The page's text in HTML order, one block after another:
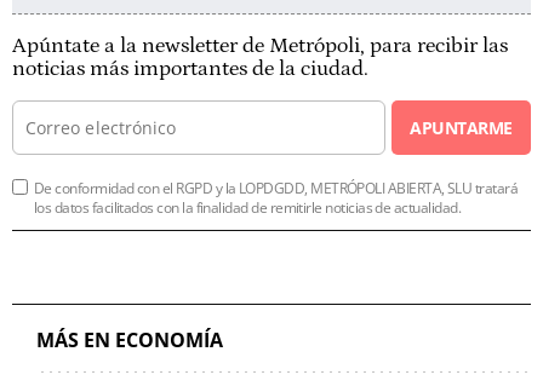
Apúntate a la newsletter de Metrópoli, para recibir las
noticias más importantes de la ciudad.
APUNTARME
De conformidad con el RGPD y la LOPDGDD, METRÓPOLI ABIERTA, SLU tratará
los datos facilitados con la finalidad de remitirle noticias de actualidad.
MÁS EN ECONOMÍA